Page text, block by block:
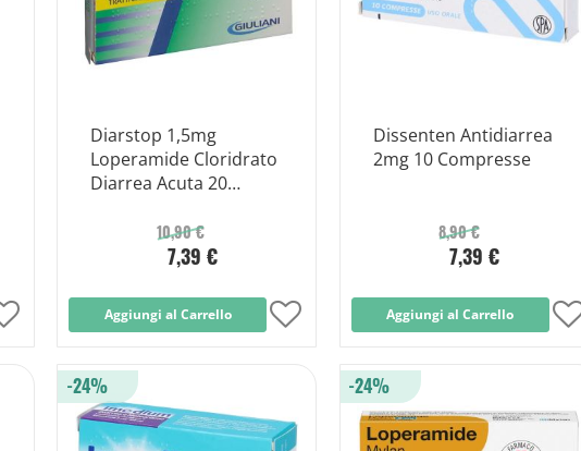
Aggiungi
desideri
Diarstop 1,5mg
Loperamide Cloridrato
Diarrea Acuta 20
10,90 €
7,39 €
Aggiungi al Carrello
Aggiungi
desideri
Dissenten Antidiarrea
2mg 10 Compresse
8,90 €
7,39 €
Aggiungi al Carrello
-24% -24%